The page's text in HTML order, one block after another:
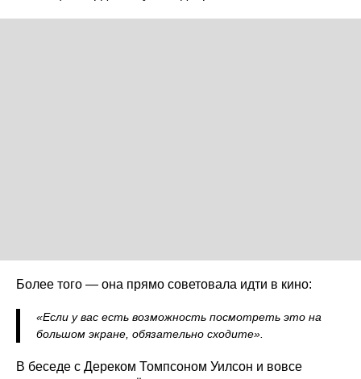
Более того — она прямо советовала идти в кино:
«Если у вас есть возможность посмотреть это на
большом экране, обязательно сходите».
В беседе с Дереком Томпсоном Уилсон и вовсе